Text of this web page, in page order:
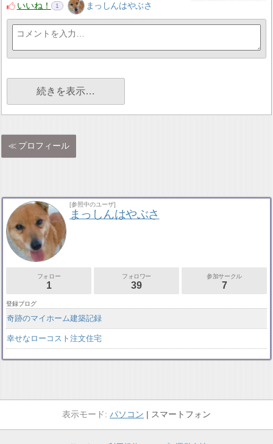
いいね！
1 まっしんはやぶさ
続きを表示…
プロフィール
[参照中のユーザ]
まっしんはやぶさ
フォロー
1
フォロワー
39
参加サークル
7
登録ブログ
奇跡のマイホーム建築記録
幸せなローコスト注文住宅
パソコン スマートフォン